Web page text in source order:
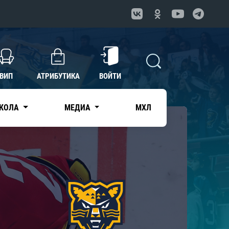
ВИП АТРИБУТИКА ВОЙТИ
МЕДИА МХЛ